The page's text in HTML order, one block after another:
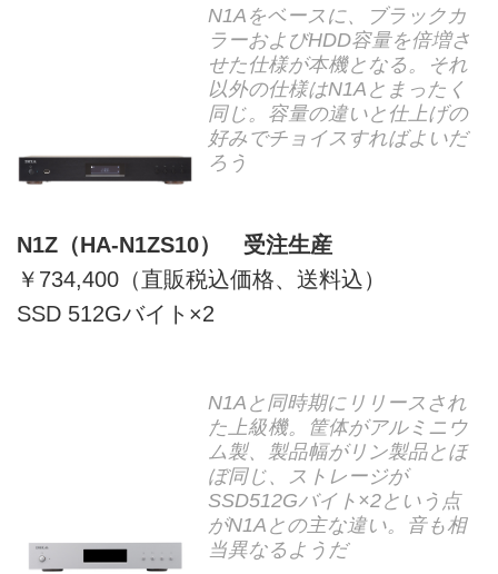
N1Aをベースに、ブラックカ
ラーおよびHDD容量を倍増さ
せた仕様が本機となる。それ
以外の仕様はN1Aとまったく
同じ。容量の違いと仕上げの
好みでチョイスすればよいだ
ろう
N1Z（HA-N1ZS10） 受注生産
￥734,400（直販税込価格、送料込）
SSD 512Gバイト×2
N1Aと同時期にリリースされ
た上級機。筐体がアルミニウ
ム製、製品幅がリン製品とほ
ぼ同じ、ストレージが
SSD512Gバイト×2という点
がN1Aとの主な違い。音も相
当異なるようだ